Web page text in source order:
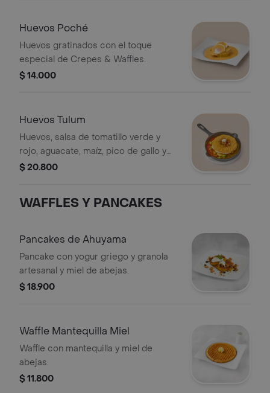
Huevos Poché
Huevos gratinados con el toque
especial de Crepes & Waffles.
$ 14.000
Huevos Tulum
Huevos, salsa de tomatillo verde y
rojo, aguacate, maíz, pico de gallo y
crujiente tortilla mexicana.
$ 20.800
WAFFLES Y PANCAKES
Pancakes de Ahuyama
Pancake con yogur griego y granola
artesanal y miel de abejas.
$ 18.900
Waffle Mantequilla Miel
Waffle con mantequilla y miel de
abejas.
$ 11.800